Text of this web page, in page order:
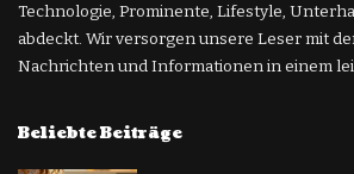
Technologie, Prominente, Lifestyle,
abdeckt. Wir versorgen unsere Leser mit
Nachrichten und Informationen in einem
Beliebte Beiträge